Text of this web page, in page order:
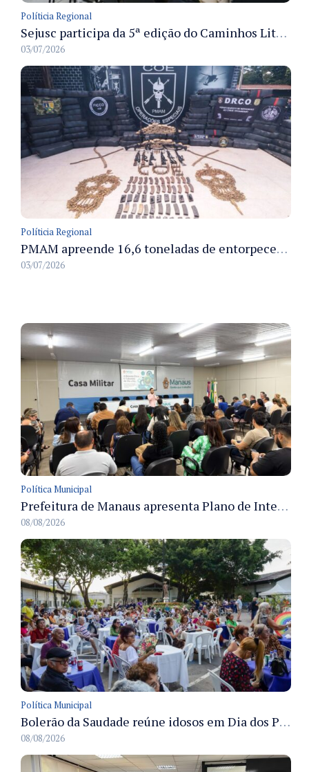
Políticia Regional
Sejusc participa da 5ª edição do Caminhos Literários com foco na cultura hip-hop nas unidades socioeducativas
03/07/2026
Políticia Regional
PMAM apreende 16,6 toneladas de entorpecentes e registra aumento nas prisões em flagrante e nas capturas de foragidos no primeiro semestre de 2026
03/07/2026
Política Municipal
Prefeitura de Manaus apresenta Plano de Integridade da CGM e qualifica servidores para governança e conformidade no biênio 2027-2028
08/08/2026
Política Municipal
Bolerão da Saudade reúne idosos em Dia dos Pais promovido pela Fundação Dr. Thomas em Manaus
08/08/2026